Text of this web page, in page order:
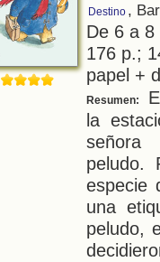
Destino ,
De 6 a
176 p.;
papel +
Resumen:
la
señora
peludo.
especie
una
peludo,